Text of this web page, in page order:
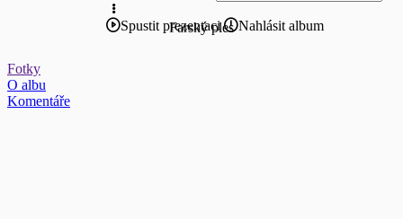
Farský ples
Spustit prezentaci Nahlásit album
Fotky
O albu
Komentáře